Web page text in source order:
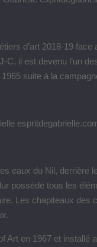
d’art 2018-19
C, il est devenu l’un
suite à la
eaux du Nil, derrière
possède tous les
Les chapiteaux
Art en 1967 et